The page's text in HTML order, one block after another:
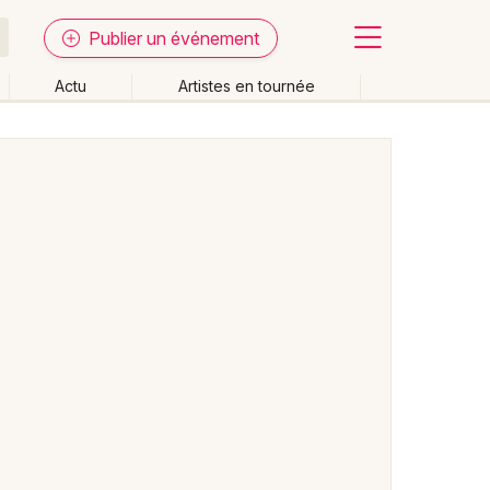
Publier un événement
Actu Artistes en tournée